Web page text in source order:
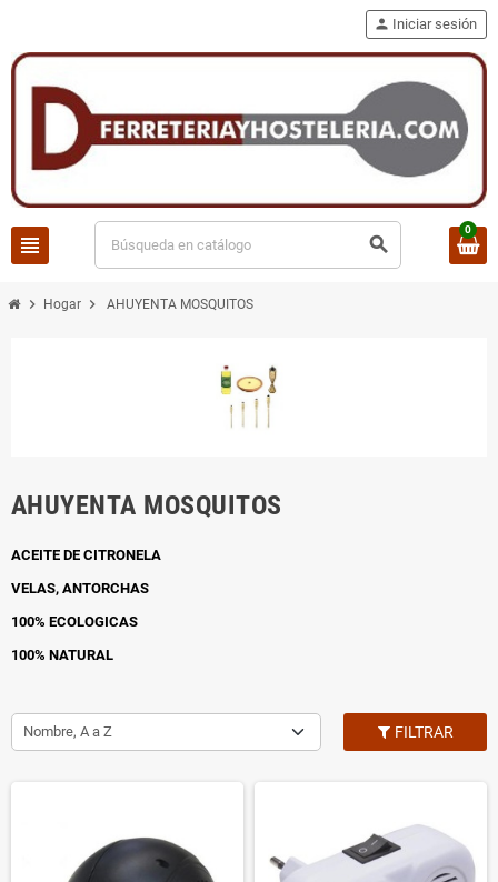
view_headline search
person Iniciar sesión
0
chevron_right Hogar chevron_right AHUYENTA MOSQUITOS
AHUYENTA MOSQUITOS
ACEITE DE CITRONELA
VELAS, ANTORCHAS
100% ECOLOGICAS
100% NATURAL
Nombre, A a Z FILTRAR